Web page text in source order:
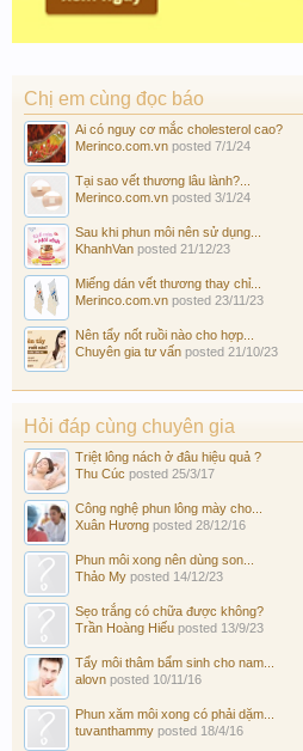
Chị em cùng đọc báo
Ai có nguy cơ mắc cholesterol cao?
Merinco.com.vn posted 7/1/24
Tại sao vết thương lâu lành?...
Merinco.com.vn posted 3/1/24
Sau khi phun môi nên sử dụng...
KhanhVan posted 21/12/23
Miếng dán vết thương thay chỉ...
Merinco.com.vn posted 23/11/23
Nên tẩy nốt ruồi nào cho hợp...
Chuyên gia tư vấn posted 21/10/23
Hỏi đáp cùng chuyên gia
Triệt lông nách ở đâu hiệu quả ?
Thu Cúc posted 25/3/17
Công nghệ phun lông mày cho...
Xuân Hương posted 28/12/16
Phun môi xong nên dùng son...
Thảo My posted 14/12/23
Sẹo trắng có chữa được không?
Trần Hoàng Hiếu posted 13/9/23
Tẩy môi thâm bẩm sinh cho nam...
alovn posted 10/11/16
Phun xăm môi xong có phải dặm...
tuvanthammy posted 18/4/16